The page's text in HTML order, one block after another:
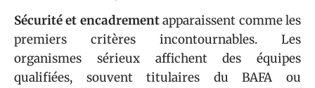
Sécurité et encadrementapparaissent comme les
premiers critères incontournables. Les
organismes sérieux affichent des équipes
qualifiées, souvent titulaires du BAFA ou